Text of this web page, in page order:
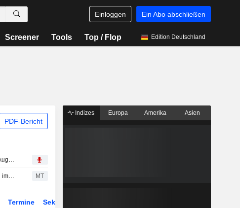
Einloggen Ein Abo abschließen
Screener Tools Top / Flop Edition Deutschland
PDF-Bericht
Lucid Group, Inc., Q2 2026 Earnings Call, Aug 04, 2026
Lucid Group: Bereinigter Verlust weitet sich im Q2 aus, Umsatz steigt MT
Termine Sektor
Indizes Europa Amerika Asien